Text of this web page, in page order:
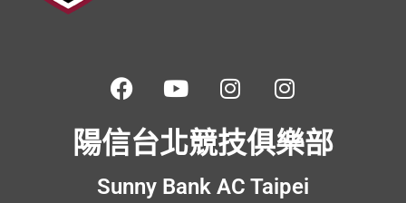
陽信台北競技俱樂部
Sunny Bank AC Taipei